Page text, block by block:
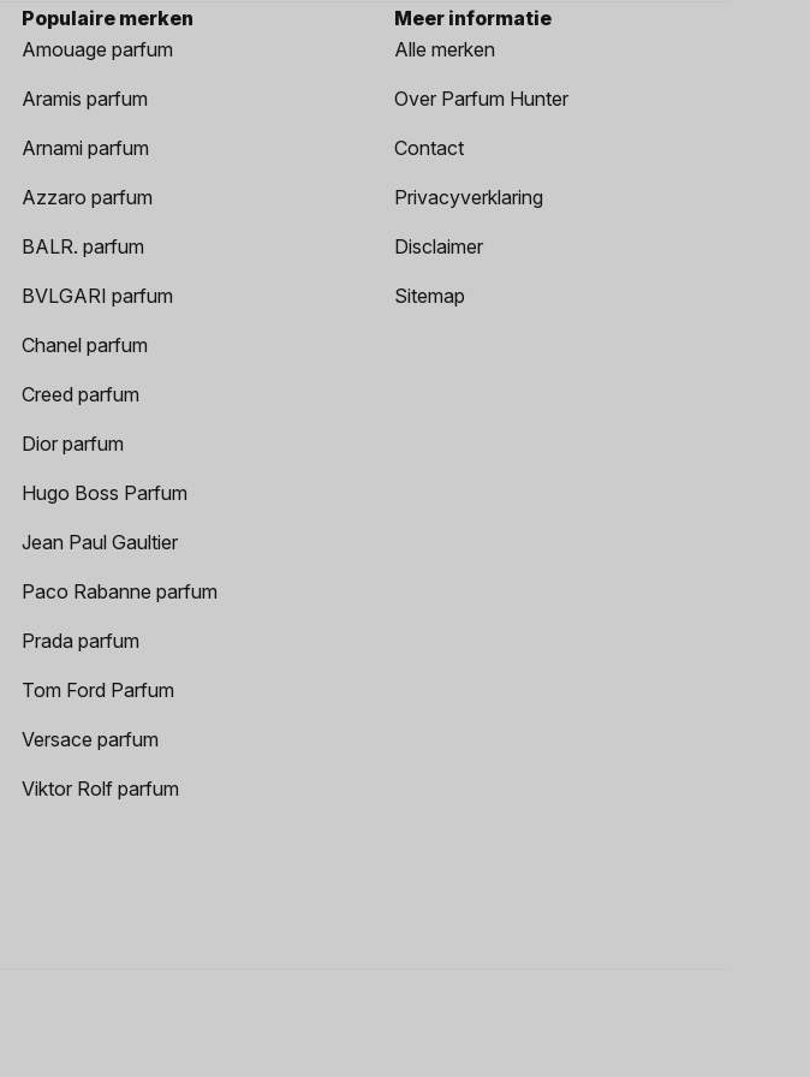
Populaire merken
Amouage parfum
Aramis parfum
Arnami parfum
Azzaro parfum
BALR. parfum
BVLGARI parfum
Chanel parfum
Creed parfum
Dior parfum
Hugo Boss Parfum
Jean Paul Gaultier
Paco Rabanne parfum
Prada parfum
Tom Ford Parfum
Versace parfum
Viktor Rolf parfum
Meer informatie
Alle merken
Over Parfum Hunter
Contact
Privacyverklaring
Disclaimer
Sitemap